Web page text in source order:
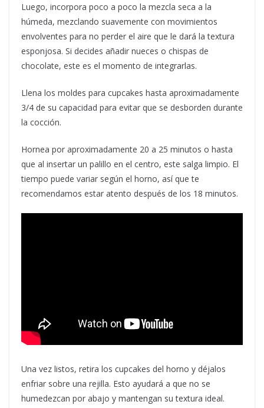
Luego, incorpora poco a poco la mezcla seca a la
húmeda, mezclando suavemente con movimientos
envolventes para no perder el aire que le dará la textura
esponjosa. Si decides añadir nueces o chispas de
chocolate, este es el momento de integrarlas.
Llena los moldes para cupcakes hasta aproximadamente
3/4 de su capacidad para evitar que se desborden durante
la cocción.
Hornea por aproximadamente 20 a 25 minutos o hasta
que al insertar un palillo en el centro, este salga limpio. El
tiempo puede variar según el horno, así que te
recomendamos estar atento después de los 18 minutos.
Una vez listos, retira los cupcakes del horno y déjalos
enfriar sobre una rejilla. Esto ayudará a que no se
humedezcan por abajo y mantengan su textura ideal.